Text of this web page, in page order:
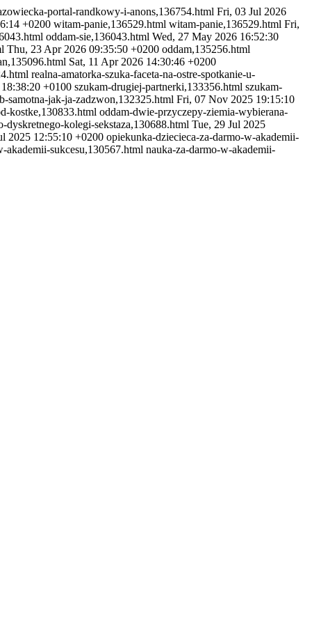
portal-randkowy-i-anons,136754.html Fri, 03 Jul 2026
+0200 witam-panie,136529.html witam-panie,136529.html Fri,
oddam-sie,136043.html Wed, 27 May 2026 16:52:30
Thu, 23 Apr 2026 09:35:50 +0200 oddam,135256.html
Sat, 11 Apr 2026 14:30:46 +0200
realna-amatorka-szuka-faceta-na-ostre-spotkanie-u-
+0100 szukam-drugiej-partnerki,133356.html szukam-
samotna-jak-ja-zadzwon,132325.html Fri, 07 Nov 2025 19:15:10
kostke,130833.html oddam-dwie-przyczepy-ziemia-wybierana-
dyskretnego-kolegi-sekstaza,130688.html Tue, 29 Jul 2025
2025 12:55:10 +0200 opiekunka-dziecieca-za-darmo-w-akademii-
akademii-sukcesu,130567.html nauka-za-darmo-w-akademii-